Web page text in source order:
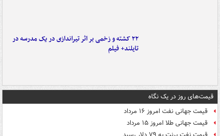
۲۲ کشته و زخمی بر اثر تیراندازی در یک مدرسه در
تایلند+ فیلم
قیمت‌های روز در یک نگاه
قیمت جهانی نفت امروز ۱۶ مرداد
قیمت جهانی طلا امروز ۱۵ مرداد